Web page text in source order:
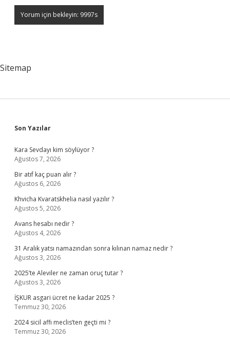
Sitemap
Sidebar
Son Yazılar
Kara Sevdayı kim söylüyor ?
Ağustos 7, 2026
Bir atıf kaç puan alır ?
Ağustos 6, 2026
Khvicha Kvaratskhelia nasıl yazılır ?
Ağustos 5, 2026
Avans hesabı nedir ?
Ağustos 4, 2026
31 Aralık yatsı namazından sonra kılınan namaz nedir ?
Ağustos 3, 2026
2025’te Aleviler ne zaman oruç tutar ?
Ağustos 3, 2026
İŞKUR asgari ücret ne kadar 2025 ?
Temmuz 30, 2026
2024 sicil affı meclis’ten geçti mi ?
Temmuz 30, 2026